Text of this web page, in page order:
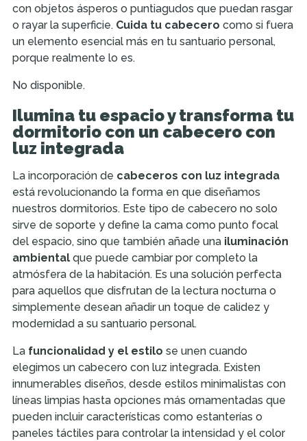
con objetos ásperos o puntiagudos que puedan rasgar
o rayar la superficie. Cuida tu cabecero como si fuera
un elemento esencial más en tu santuario personal,
porque realmente lo es.
No disponible.
Ilumina tu espacio y transforma tu
dormitorio con un cabecero con
luz integrada
La incorporación de cabeceros con luz integrada
está revolucionando la forma en que diseñamos
nuestros dormitorios. Este tipo de cabecero no solo
sirve de soporte y define la cama como punto focal
del espacio, sino que también añade una iluminación
ambiental que puede cambiar por completo la
atmósfera de la habitación. Es una solución perfecta
para aquellos que disfrutan de la lectura nocturna o
simplemente desean añadir un toque de calidez y
modernidad a su santuario personal.
La funcionalidad y el estilo se unen cuando
elegimos un cabecero con luz integrada. Existen
innumerables diseños, desde estilos minimalistas con
líneas limpias hasta opciones más ornamentadas que
pueden incluir características como estanterías o
paneles táctiles para controlar la intensidad y el color